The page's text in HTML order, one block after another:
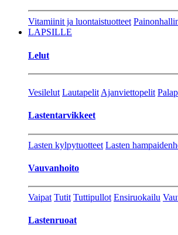
Vitamiinit ja luontaistuotteet
LAPSILLE
Lelut
Vesilelut Lautapelit Ajanviettopelit
Lastentarvikkeet
Lasten kylpytuotteet Lasten
Vauvanhoito
Vaipat Tutit Tuttipullot Ensiruokailu
Lastenruoat